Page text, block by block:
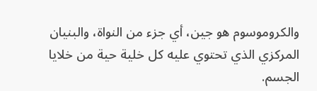
والكروموسوم هو جين، أي جزء من النواة، والبنيان
المركزي الذي تحتوي عليه كل خلية حية من خلايا
الجسم.